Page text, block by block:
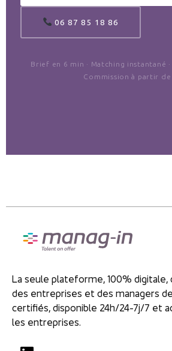
06 87 85 18 86
Brief en 6 min · Matching instantané ·
Commission à partir de
La seule plateforme, 100%
des entreprises et des managers
certifiés, disponible 24h/24-7j/7 et
les entreprises.